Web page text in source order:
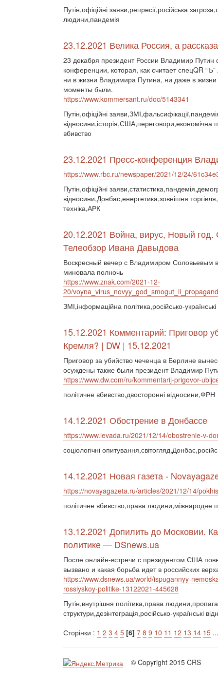
Путін,офіційні заяви,репресії,російська
людини,пандемія
23.12.2021 Велика Россия, а
23 декабря президент России Владимир
конференции, которая, как считает спецQR
ни в жизни Владимира Путина, ни даже в
моменты были.
https://www.kommersant.ru/doc/5143341
Путін,офіційні
відносини,історія,США,переговори,економічна
вбивство
23.12.2021 Пресс-конференция
https://www.rbc.ru/newspaper/2021/12/24/
Путін,офіційні
відносини,Донбас,енергетика,зовнішня
техніка,АРК
20.12.2021 Война, вирус, Новый год.
Телеобзор Ивана Давыдова
Воскресный вечер с Владимиром Соловьевым
миновала полночь
https://www.znak.com/2021-12-
20/
ЗМІ,інформаційна політика,російсько-
15.12.2021 Комментарий: Приговор
Кремля? | DW | 15.12.2021
Приговор за убийство чеченца в Берлине
осуждены также были президент Владимир
https://www.dw.com/ru/kommentarij-prigovor-
політичне вбивство,двосторонні відносини,ФРН
14.12.2021 Обострение в Донбассе
https://www.levada.ru/2021/12/14/obostrenie-v-
соціологічні
14.12.2021 Новая газета -
https://novayagazeta.ru/articles/2021/12/14/
політичне вбивство,права людини,міжнародне
13.12.2021 Допилить до Московии.
политике — DSnews.ua
После онлайн-встречи с президентом США
вызвано и какая борьба идет в российских
https://www.dsnews.ua/world/ispugannyy-
rossiyskoy-politike-13122021-445628
Путін,внутрішня політика,права
структури,дезінтеграція,російсько-українські
Сторінки : 1 2 3 4 5 [6] 7 8 9 10 11 12 13 14 15
© Copyright 2015 CRS